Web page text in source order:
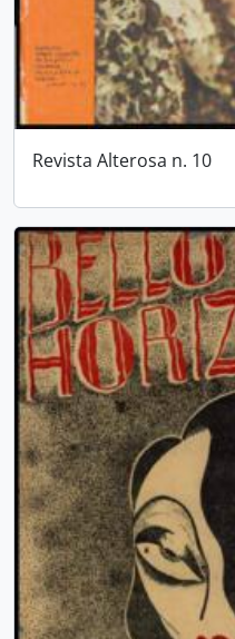
Revista Alterosa n. 10